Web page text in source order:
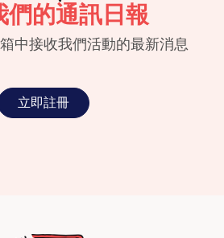
們的通訊日報
中接收我們活動的最新消息
立即註冊